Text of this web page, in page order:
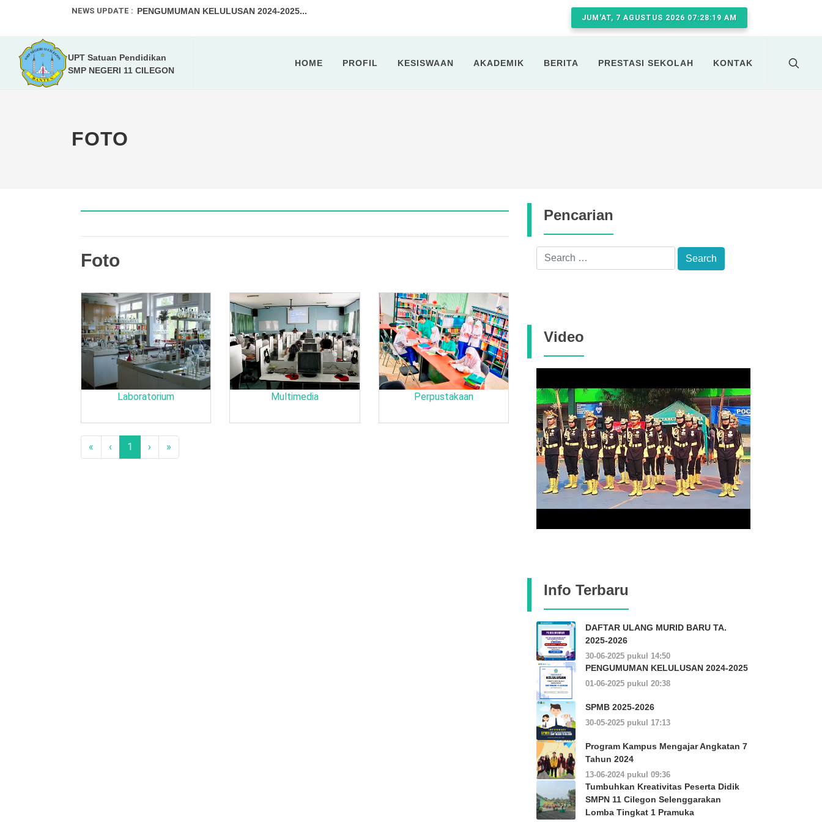
NEWS UPDATE : PENGUMUMAN KELULUSAN 2024-2025...
Program Kampus Mengajar Angkatan 7 Tahun 2024...
KEJUARAAN OLAHRAGA PRESTASI 2022...
DAFTAR ULANG MURID BARU TA. 2025-2026...
JUM'AT, 7 AGUSTUS 2026 07:28:20 AM
UPT Satuan Pendidikan
SMP NEGERI 11 CILEGON
HOME PROFIL KESISWAAN AKADEMIK BERITA PRESTASI SEKOLAH KONTAK
FOTO
Foto
Laboratorium Multimedia Perpustakaan
« ‹ 1 › »
Pencarian
Video
Info Terbaru
DAFTAR ULANG MURID BARU TA.
2025-2026
30-06-2025 pukul 14:50
PENGUMUMAN KELULUSAN 2024-2025
01-06-2025 pukul 20:38
SPMB 2025-2026
30-05-2025 pukul 17:13
Program Kampus Mengajar Angkatan 7
Tahun 2024
13-06-2024 pukul 09:36
Tumbuhkan Kreativitas Peserta Didik
SMPN 11 Cilegon Selenggarakan
Lomba Tingkat 1 Pramuka